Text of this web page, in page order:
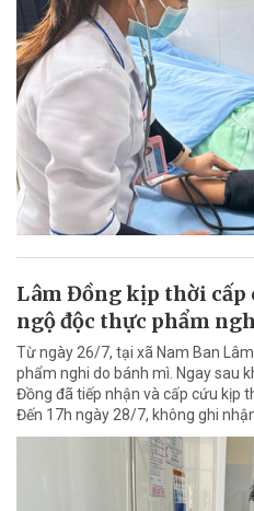
Lâm Đồng kịp thời cấp
ngộ độc thực phẩm
Từ ngày 26/7, tại xã Nam Ban
phẩm nghi do bánh mì. Ngay sau
Đồng đã tiếp nhận và cấp cứu kịp
Đến 17h ngày 28/7, không ghi